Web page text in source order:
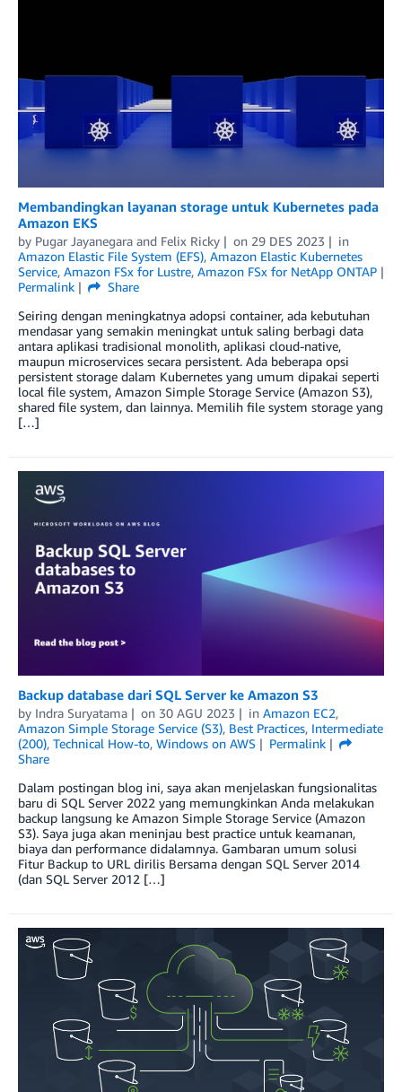
Membandingkan layanan storage untuk Kubernetes pada
Amazon EKS
by Pugar Jayanegara and Felix Ricky on 29 DES 2023
in
Amazon Elastic File System (EFS), Amazon Elastic Kubernetes
Service, Amazon FSx for Lustre, Amazon FSx for NetApp ONTAP
Permalink
Share
Seiring dengan meningkatnya adopsi container, ada kebutuhan
mendasar yang semakin meningkat untuk saling berbagi data
antara aplikasi tradisional monolith, aplikasi cloud-native,
maupun microservices secara persistent. Ada beberapa opsi
persistent storage dalam Kubernetes yang umum dipakai seperti
local file system, Amazon Simple Storage Service (Amazon S3),
shared file system, dan lainnya. Memilih file system storage yang
[…]
Backup database dari SQL Server ke Amazon S3
by Indra Suryatama on 30 AGU 2023 in Amazon EC2,
Amazon Simple Storage Service (S3), Best Practices, Intermediate
(200), Technical How-to, Windows on AWS
Permalink
Share
Dalam postingan blog ini, saya akan menjelaskan fungsionalitas
baru di SQL Server 2022 yang memungkinkan Anda melakukan
backup langsung ke Amazon Simple Storage Service (Amazon
S3). Saya juga akan meninjau best practice untuk keamanan,
biaya dan performance didalamnya. Gambaran umum solusi
Fitur Backup to URL dirilis Bersama dengan SQL Server 2014
(dan SQL Server 2012 […]